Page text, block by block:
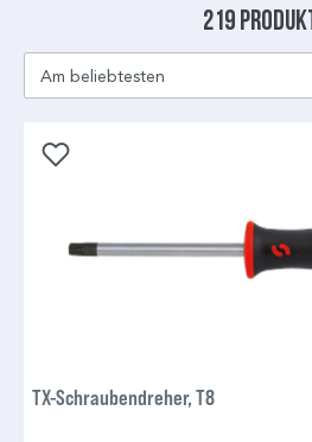
219
TX-Schraubendreher, T8